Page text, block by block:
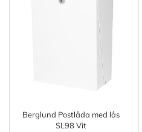
Berglund Postlåda med lås
SL98 Vit